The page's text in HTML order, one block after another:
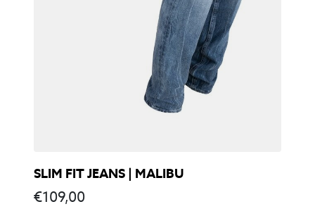
SLIM FIT JEANS | MALIBU
€109,00